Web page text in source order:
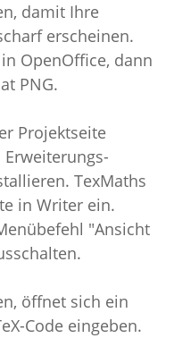
damit Ihre
erscheinen.
OpenOffice, dann
PNG.
Projektseite
TexMaths
in Writer ein.
"Ansicht
öffnet sich ein
Code eingeben.